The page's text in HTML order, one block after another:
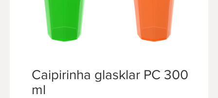
Caipirinha glasklar PC 300
ml